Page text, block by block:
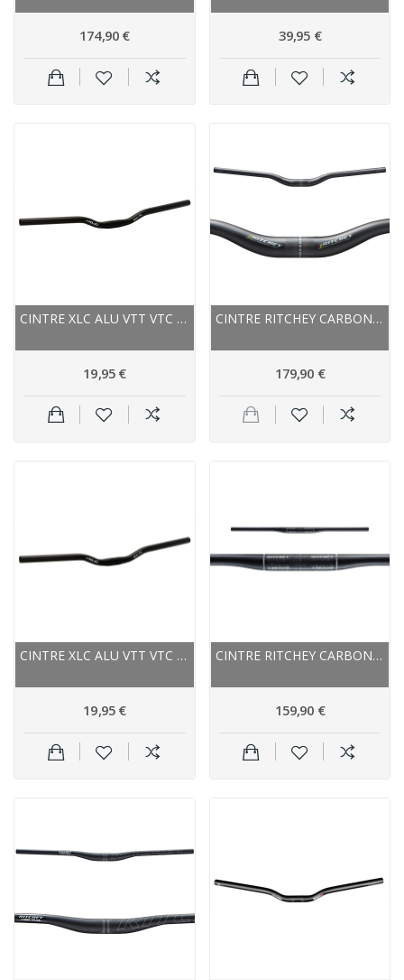
174,90 € 39,95 €
CINTRE XLC ALU VTT VTC RELEVÉ HB-M04 25.4 NOIR
19,95 €
CINTRE RITCHEY CARBON VTT RELEVÉ WCS CARBON...
179,90 €
CINTRE XLC ALU VTT VTC RELEVÉ HB-M04 25.4 NOIR
19,95 €
CINTRE RITCHEY CARBON VTT PLAT WCS CARBON FLAT...
159,90 €